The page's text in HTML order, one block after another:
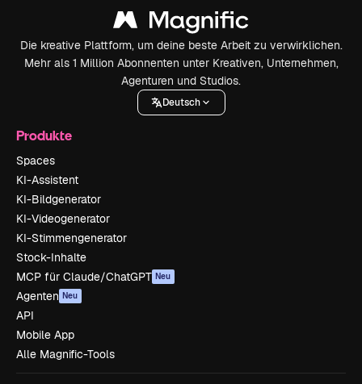
Die kreative Plattform, um deine beste Arbeit zu verwirklichen.
Mehr als 1 Million Abonnenten unter Kreativen, Unternehmen,
Agenturen und Studios.
Deutsch
Produkte
Spaces
KI-Assistent
KI-Bildgenerator
KI-Videogenerator
KI-Stimmengenerator
Stock-Inhalte
MCP für Claude/ChatGPT Neu
Agenten Neu
API
Mobile App
Alle Magnific-Tools